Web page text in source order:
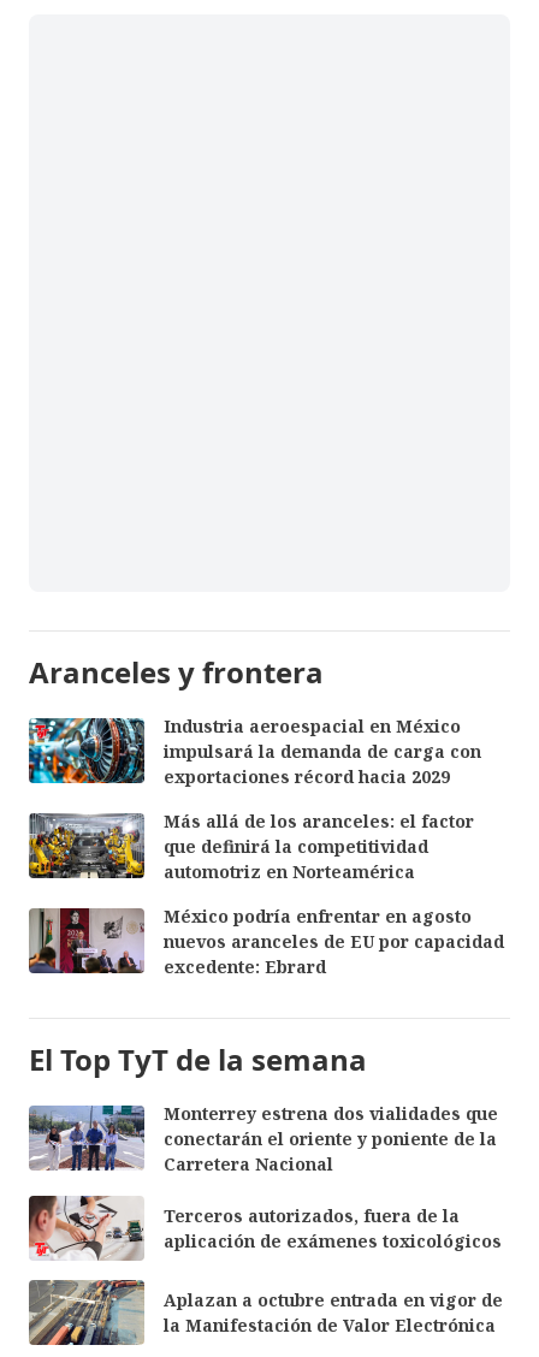
Aranceles y frontera
Industria aeroespacial en México
impulsará la demanda de carga con
exportaciones récord hacia 2029
Más allá de los aranceles: el factor
que definirá la competitividad
automotriz en Norteamérica
México podría enfrentar en agosto
nuevos aranceles de EU por capacidad
excedente: Ebrard
El Top TyT de la semana
Monterrey estrena dos vialidades que
conectarán el oriente y poniente de la
Carretera Nacional
Terceros autorizados, fuera de la
aplicación de exámenes toxicológicos
Aplazan a octubre entrada en vigor de
la Manifestación de Valor Electrónica